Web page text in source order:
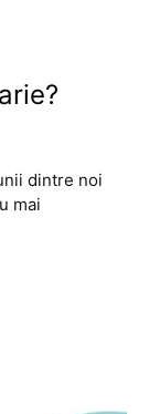
dintre noi
mai